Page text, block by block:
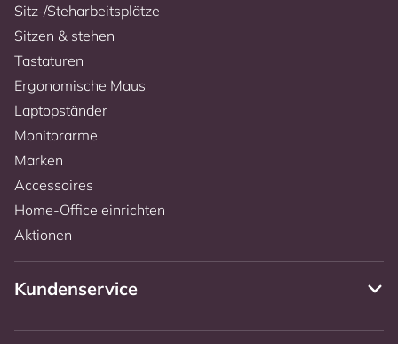
Sitz-/Steharbeitsplätze
Sitzen & stehen
Tastaturen
Ergonomische Maus
Laptopständer
Monitorarme
Marken
Accessoires
Home-Office einrichten
Aktionen
Kundenservice